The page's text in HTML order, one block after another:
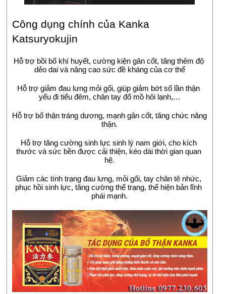
Công dụng chính của Kanka
Katsuryokujin
Hỗ trợ bồi bổ khí huyết, cường kiện gân cốt, tăng thêm độ
dẻo dai và nâng cao sức đề kháng của cơ thể
Hỗ trợ giảm đau lưng mỏi gối, giúp giảm bớt số lần thận
yếu đi tiểu đêm, chân tay đổ mồ hôi lạnh,…
Hỗ trợ bổ thận tráng dương, mạnh gân cốt, tăng chức năng
thận.
Hỗ trợ tăng cường sinh lực sinh lý nam giới, cho kích
thước và sức bền được cải thiện, kéo dài thời gian quan
hệ.
Giảm các tình trạng đau lưng, mỏi gối, tay chân tê nhức,
phục hồi sinh lực, tăng cường thể trạng, thể hiện bản lĩnh
phái mạnh.